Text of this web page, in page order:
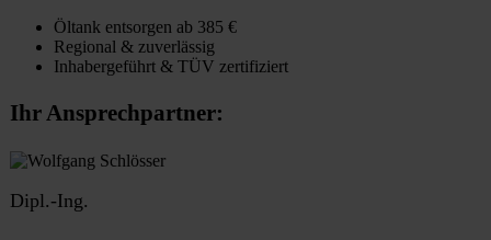
Öltank entsorgen ab 385 €
Regional & zuverlässig
Inhabergeführt & TÜV zertifiziert
Ihr Ansprechpartner:
Dipl.-Ing.